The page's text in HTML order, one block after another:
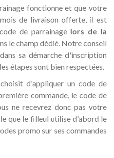
fonctionne et que votre
de livraison offerte, il est
de parrainage lors de la
le champ dédié. Notre conseil
sa démarche d'inscription
étapes sont bien respectées.
d'appliquer un code de
commande, le code de
ne recevrez donc pas votre
que le filleul utilise d'abord le
promo sur ses commandes